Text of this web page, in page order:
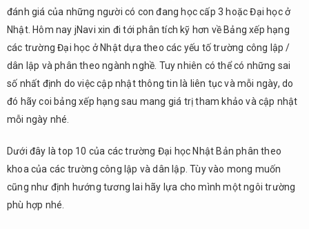
đánh giá của những người có con đang học cấp 3 hoặc Đại học ở
Nhật. Hôm nay jNavi xin đi tới phân tích kỹ hơn về Bảng xếp hạng
các trường Đại học ở Nhật dựa theo các yếu tố trường công lập /
dân lập và phân theo ngành nghề. Tuy nhiên có thể có những sai
số nhất định do việc cập nhật thông tin là liên tục và mỗi ngày, do
đó hãy coi bảng xếp hạng sau mang giá trị tham khảo và cập nhật
mỗi ngày nhé.
Dưới đây là top 10 của các trường Đại học Nhật Bản phân theo
khoa của các trường công lập và dân lập. Tùy vào mong muốn
cũng như định hướng tương lai hãy lựa cho mình một ngôi trường
phù hợp nhé.